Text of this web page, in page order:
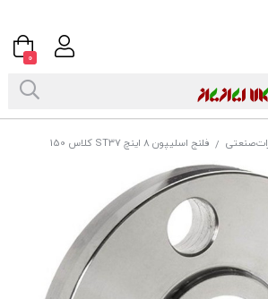
/ فلنج اسلیپون 8 اینچ ST37 کلاس 150
0